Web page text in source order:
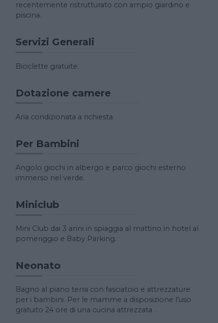
recentemente ristrutturato con ampio giardino e
piscina.
Servizi Generali
Biciclette gratuite.
Dotazione camere
Aria condizionata a richiesta.
Per Bambini
Angolo giochi in albergo e parco giochi esterno
immerso nel verde.
Miniclub
Mini Club dai 3 anni in spiaggia al mattino in hotel al
pomeriggio e Baby Parking.
Neonato
Bagno al piano terra con fasciatoio e attrezzature
per i bambini. Per le mamme a disposizione l’uso
gratuito 24 ore di una cucina attrezzata .